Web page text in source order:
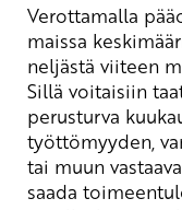
Verottamalla
maissa
neljästä viiteen
Sillä voitaisiin
perusturva
työttömyyden,
tai muun
saada